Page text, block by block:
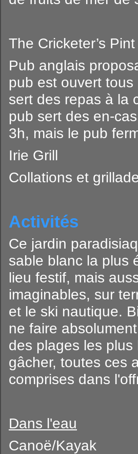
The Cricketer’s Pint
Pub anglais
pub est ouvert
sert des repas à la
pub sert des en-
3h, mais le pub
Irie Grill
Collations et
Activités
Ce jardin
sable blanc la plus
lieu festif, mais
imaginables, sur
et le ski nautique.
ne faire
des plages les
gâcher, toutes ces
comprises dans
Dans l'eau
Canoë/Kayak